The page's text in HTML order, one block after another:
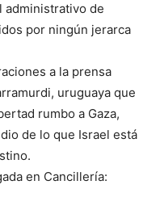
administrativo de
por ningún jerarca
a la prensa
uruguaya que
rumbo a Gaza,
de lo que Israel está
en Cancillería: